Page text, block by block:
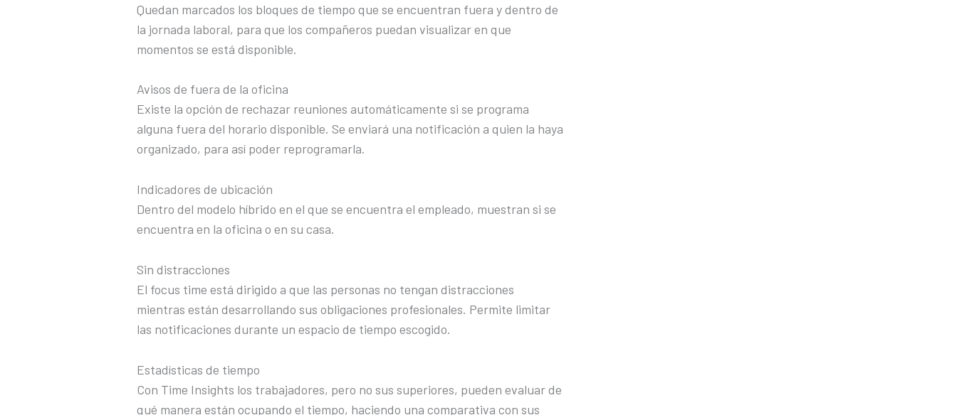
Quedan marcados los bloques de tiempo que se encuentran fuera y dentro de
la jornada laboral, para que los compañeros puedan visualizar en que
momentos se está disponible.
Avisos de fuera de la oficina
Existe la opción de rechazar reuniones automáticamente si se programa
alguna fuera del horario disponible. Se enviará una notificación a quien la haya
organizado, para así poder reprogramarla.
Indicadores de ubicación
Dentro del modelo híbrido en el que se encuentra el empleado, muestran si se
encuentra en la oficina o en su casa.
Sin distracciones
El focus time está dirigido a que las personas no tengan distracciones
mientras están desarrollando sus obligaciones profesionales. Permite limitar
las notificaciones durante un espacio de tiempo escogido.
Estadísticas de tiempo
Con Time Insights los trabajadores, pero no sus superiores, pueden evaluar de
qué manera están ocupando el tiempo, haciendo una comparativa con sus